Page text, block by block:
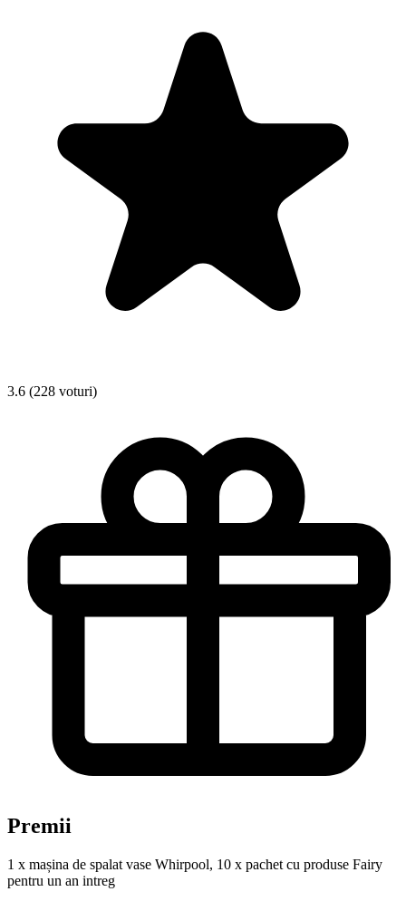
3.6 (228 voturi)
Premii
1 x mașina de spalat vase Whirpool, 10 x pachet cu produse Fairy
pentru un an intreg